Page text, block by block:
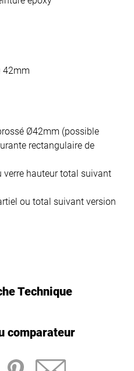
42mm
Ø42mm (possible
rectangulaire de
hauteur total suivant
ou total suivant version
Technique
comparateur